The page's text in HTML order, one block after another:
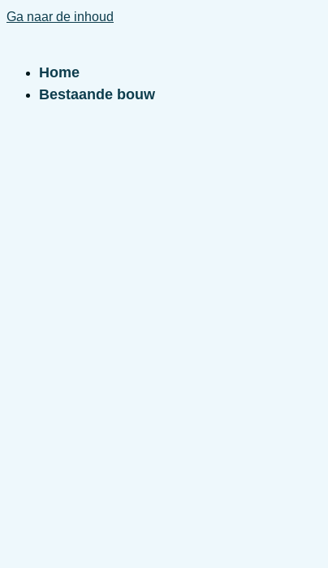
Ga naar de inhoud
Home
Bestaande bouw